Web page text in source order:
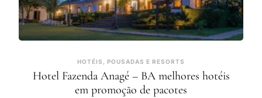
HOTÉIS, POUSADAS E RESORTS
Hotel Fazenda Anagé – BA melhores hotéis
em promoção de pacotes